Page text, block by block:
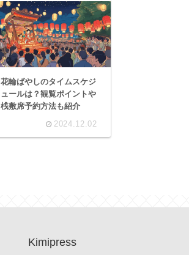
花輪ばやしのタイムスケジ
ュールは？観覧ポイントや
桟敷席予約方法も紹介
2024.12.02
Kimipress